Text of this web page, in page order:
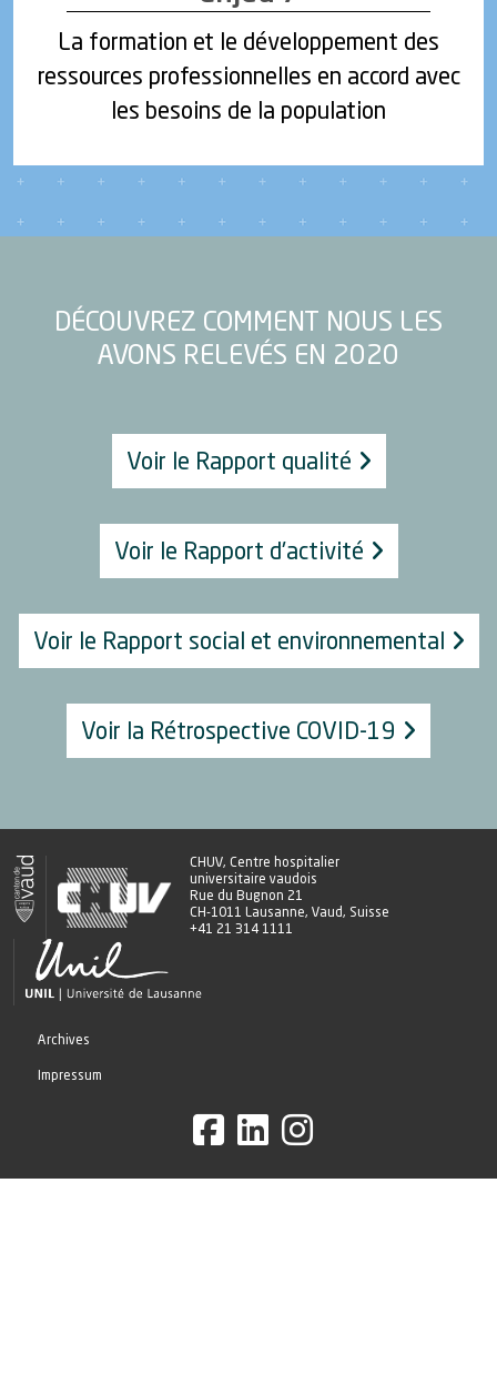
La formation et le développement des
ressources professionnelles en accord avec
les besoins de la population
DÉCOUVREZ COMMENT NOUS LES
AVONS RELEVÉS EN 2020
Voir le Rapport qualité
Voir le Rapport d'activité
Voir le Rapport social et environnemental
Voir la Rétrospective COVID-19
CHUV, Centre hospitalier
universitaire vaudois
Rue du Bugnon 21
CH-1011 Lausanne, Vaud, Suisse
+41 21 314 1111
Archives
Impressum